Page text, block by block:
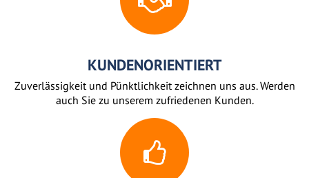
KUNDENORIENTIERT
Zuverlässigkeit und Pünktlichkeit zeichnen uns aus. Werden
auch Sie zu unserem zufriedenen Kunden.